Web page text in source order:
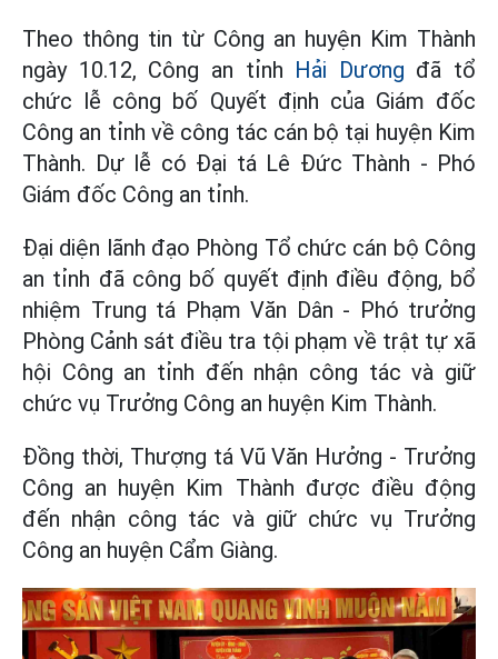
Theo thông tin từ Công an huyện Kim Thành
ngày 10.12, Công an tỉnh Hải Dương đã tổ
chức lễ công bố Quyết định của Giám đốc
Công an tỉnh về công tác cán bộ tại huyện Kim
Thành. Dự lễ có Đại tá Lê Đức Thành - Phó
Giám đốc Công an tỉnh.
Đại diện lãnh đạo Phòng Tổ chức cán bộ Công
an tỉnh đã công bố quyết định điều động, bổ
nhiệm Trung tá Phạm Văn Dân - Phó trưởng
Phòng Cảnh sát điều tra tội phạm về trật tự xã
hội Công an tỉnh đến nhận công tác và giữ
chức vụ Trưởng Công an huyện Kim Thành.
Đồng thời, Thượng tá Vũ Văn Hưởng - Trưởng
Công an huyện Kim Thành được điều động
đến nhận công tác và giữ chức vụ Trưởng
Công an huyện Cẩm Giàng.